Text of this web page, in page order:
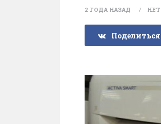
2 ГОДА НАЗАД
Поделиться